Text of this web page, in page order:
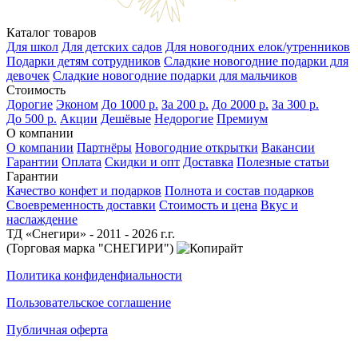
Каталог товаров
Для школ Для детских садов Для новогодних елок/утренников
Подарки детям сотрудников Сладкие новогодние подарки для
девочек Сладкие новогодние подарки для мальчиков
Стоимость
Дорогие Эконом До 1000 р. За 200 р. До 2000 р. За 300 р.
До 500 р. Акции Дешёвые Недорогие Премиум
О компании
О компании Партнёры Новогодние открытки Вакансии
Гарантии Оплата Скидки и опт Доставка Полезные статьи
Гарантии
Качество конфет и подарков Полнота и состав подарков
Своевременность доставки Стоимость и цена Вкус и
наслаждение
ТД «Снегири» - 2011 - 2026 г.г.
(Торговая марка "СНЕГИРИ")
Политика конфиденфиальности
Пользовательское соглашение
Публичная оферта